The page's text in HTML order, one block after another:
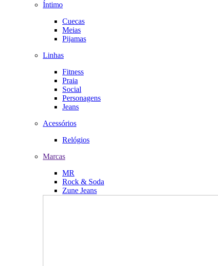
Íntimo
Cuecas
Meias
Pijamas
Linhas
Fitness
Praia
Social
Personagens
Jeans
Acessórios
Relógios
Marcas
MR
Rock & Soda
Zune Jeans